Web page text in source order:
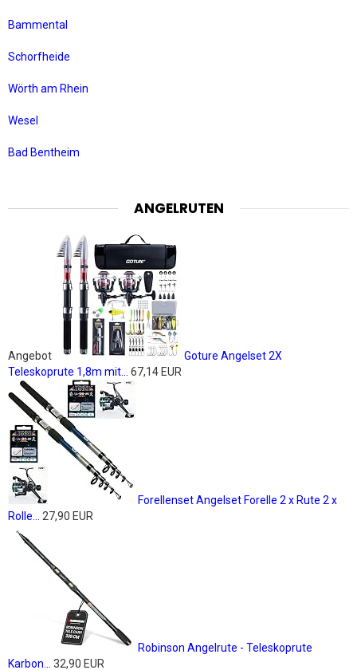
Bammental
Schorfheide
Wörth am Rhein
Wesel
Bad Bentheim
ANGELRUTEN
Angebot
Goture Angelset 2X
Teleskoprute 1,8m mit...
67,14 EUR
Forellenset Angelset Forelle 2 x Rute 2 x
Rolle...
27,90 EUR
Robinson Angelrute - Teleskoprute
Karbon...
32,90 EUR